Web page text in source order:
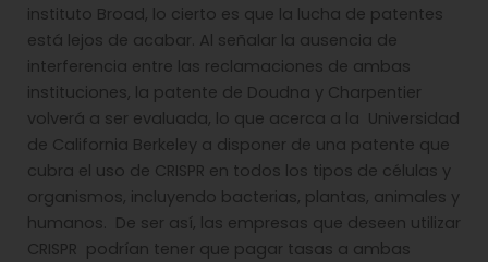
instituto Broad, lo cierto es que la lucha de patentes
está lejos de acabar. Al señalar la ausencia de
interferencia entre las reclamaciones de ambas
instituciones, la patente de Doudna y Charpentier
volverá a ser evaluada, lo que acerca a la Universidad
de California Berkeley a disponer de una patente que
cubra el uso de CRISPR en todos los tipos de células y
organismos, incluyendo bacterias, plantas, animales y
humanos. De ser así, las empresas que deseen utilizar
CRISPR podrían tener que pagar tasas a ambas